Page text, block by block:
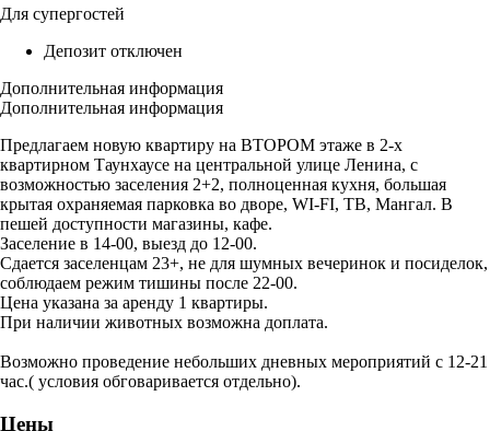
Для супергостей
Депозит отключен
Дополнительная информация
Дополнительная информация
Предлагаем новую квартиру на ВТОРОМ этаже в 2-х
квартирном Таунхаусе на центральной улице Ленина, с
возможностью заселения 2+2, полноценная кухня, большая
крытая охраняемая парковка во дворе, WI-FI, ТВ, Мангал. В
пешей доступности магазины, кафе.
Заселение в 14-00, выезд до 12-00.
Сдается заселенцам 23+, не для шумных вечеринок и посиделок,
соблюдаем режим тишины после 22-00.
Цена указана за аренду 1 квартиры.
При наличии животных возможна доплата.
Возможно проведение небольших дневных мероприятий с 12-21
час.( условия обговаривается отдельно).
Цены